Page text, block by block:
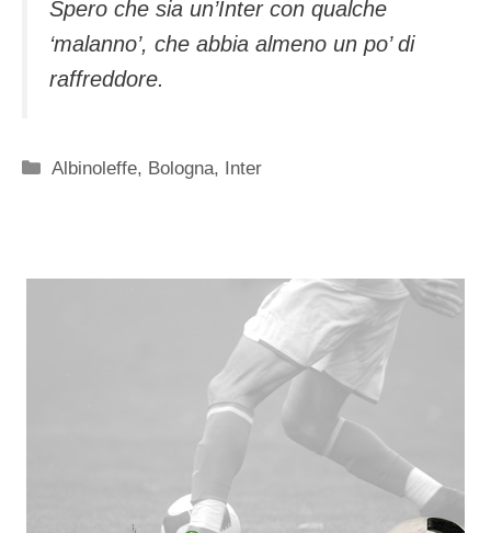
Spero che sia un’Inter con qualche
‘malanno’, che abbia almeno un po’ di
raffreddore.
Categorie
Albinoleffe, Bologna, Inter